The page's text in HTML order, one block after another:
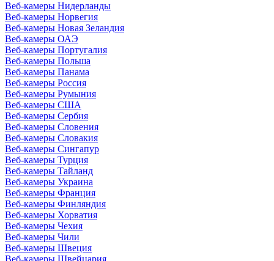
Веб-камеры Нидерланды
Веб-камеры Норвегия
Веб-камеры Новая Зеландия
Веб-камеры ОАЭ
Веб-камеры Португалия
Веб-камеры Польша
Веб-камеры Панама
Веб-камеры Россия
Веб-камеры Румыния
Веб-камеры США
Веб-камеры Сербия
Веб-камеры Словения
Веб-камеры Словакия
Веб-камеры Сингапур
Веб-камеры Турция
Веб-камеры Тайланд
Веб-камеры Украина
Веб-камеры Франция
Веб-камеры Финляндия
Веб-камеры Хорватия
Веб-камеры Чехия
Веб-камеры Чили
Веб-камеры Швеция